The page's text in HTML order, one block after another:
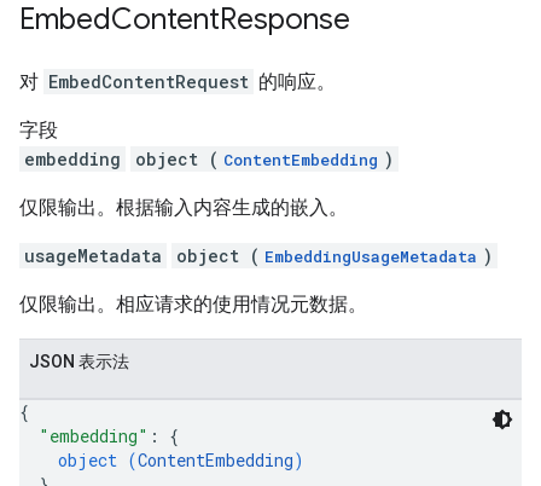
EmbedContentResponse
对 EmbedContentRequest 的响应。
字段
embedding
object ( ContentEmbedding )
仅限输出。根据输入内容生成的嵌入。
usageMetadata object ( EmbeddingUsageMetadata )
仅限输出。相应请求的使用情况元数据。
JSON 表示法
{
"embedding" : {
object (ContentEmbedding)